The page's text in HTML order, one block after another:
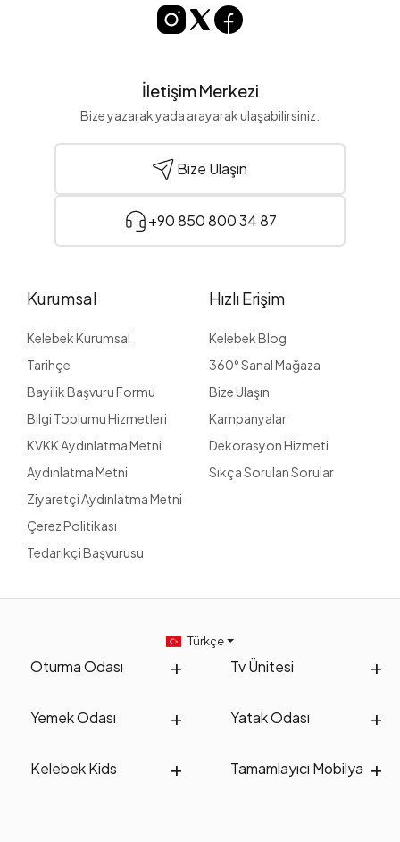
İletişim Merkezi
Bize yazarak yada arayarak ulaşabilirsiniz.
Bize Ulaşın
+90 850 800 34 87
Kurumsal
Kelebek Kurumsal
Tarihçe
Bayilik Başvuru Formu
Bilgi Toplumu Hizmetleri
KVKK Aydınlatma Metni
Aydınlatma Metni
Ziyaretçi Aydınlatma Metni
Çerez Politikası
Tedarikçi Başvurusu
Hızlı Erişim
Kelebek Blog
360° Sanal Mağaza
Bize Ulaşın
Kampanyalar
Dekorasyon Hizmeti
Sıkça Sorulan Sorular
Oturma Odası Tv Ünitesi
Yemek Odası Yatak Odası
Kelebek Kids Tamamlayıcı Mobilya
Türkçe